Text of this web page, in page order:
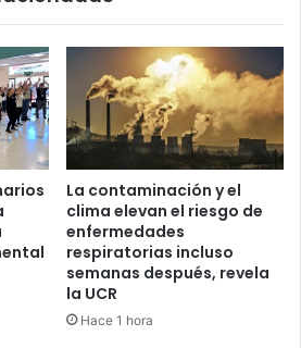
La contaminación y el
clima elevan el riesgo de
enfermedades
respiratorias incluso
semanas después, revela
la UCR
Hace 1 hora